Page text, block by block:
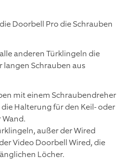
Doorbell Pro die Schrauben
anderen Türklingeln die
Schrauben aus
mit einem Schraubendreher
Halterung für den Keil- oder
Wand.
außer der Wired
Video Doorbell Wired, die
Löcher.